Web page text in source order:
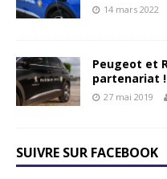
14 mars 2022
Peugeot et
partenariat !
27 mai 2019
SUIVRE SUR FACEBOOK